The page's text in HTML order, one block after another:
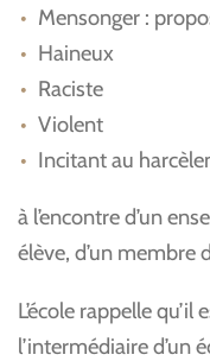
Mensonger :
Haineux
Raciste
Violent
Incitant au
à l’encontre d’un
élève, d’un membre
L’école rappelle
l’intermédiaire d’un